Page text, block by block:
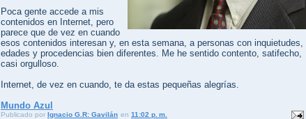
Poca gente accede a mis
contenidos en Internet, pero
parece que de vez en cuando
esos contenidos interesan y, en esta semana, a personas con inquietudes,
edades y procedencias bien diferentes. Me he sentido contento, satifecho,
casi orgulloso.
Internet, de vez en cuando, te da estas pequeñas alegrías.
Mundo Azul
Publicado por Ignacio G.R: Gavilán en 11:02 p. m.